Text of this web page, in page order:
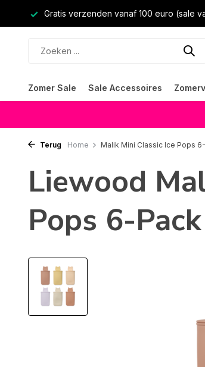
Gratis verzenden vanaf 100 euro (sale
Zomer Sale Sale Accessoires
Terug Home Malik Mini Classic Ice Pops
Liewood
Pops 6-Pack